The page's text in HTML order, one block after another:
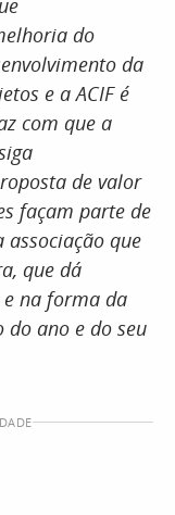
do
da
e a ACIF é
com que a
de valor
façam parte de
que
que dá
e na forma da
do ano e do seu